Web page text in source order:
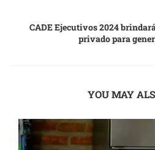
CADE Ejecutivos 2024
privado para
YOU MAY